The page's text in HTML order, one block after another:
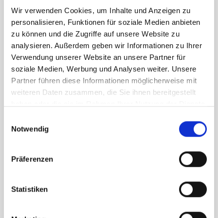
Wir verwenden Cookies, um Inhalte und Anzeigen zu
personalisieren, Funktionen für soziale Medien anbieten
zu können und die Zugriffe auf unsere Website zu
analysieren. Außerdem geben wir Informationen zu Ihrer
Verwendung unserer Website an unsere Partner für
soziale Medien, Werbung und Analysen weiter. Unsere
Partner führen diese Informationen möglicherweise mit
weiteren Daten zusammen, die Sie ihnen bereitgestellt
Notwendig
Präferenzen
Statistiken
Ziel der Schulbegleitung ist es, Ihrem Kind die
Teilhabe am regulären Schulalltag zu
ermöglichen. Dabei soll unter anderem die
Motivation zum eigenständigen Arbeiten
angestoßen werden, um das Selbstvertrauen zu
stärken.
Unser Schwerpunkt in der
Schulbegleitung und
Gelsenkirchen
Schulbegleiters oder Individualbegleiters, ist an